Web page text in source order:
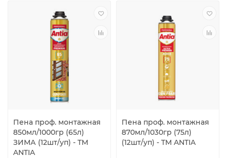
Пена проф. монтажная
850мл/1000гр (65л)
ЗИМА (12шт/уп) - TM
ANTIA
Пена проф. монтажная
870мл/1030гр (75л)
(12шт/уп) - TM ANTIA